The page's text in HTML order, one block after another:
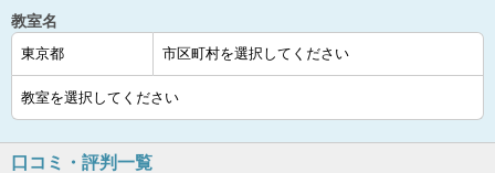
教室名
口コミ・評判一覧